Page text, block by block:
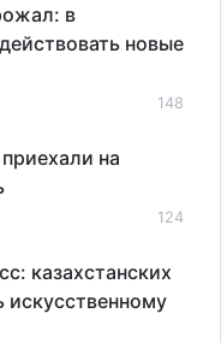
в
новые
148
на
124
казахстанских
искусственному